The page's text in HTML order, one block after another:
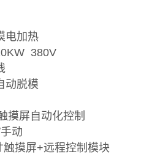
电加热
380V
动脱模
摸屏自动化控制
动
摸屏+远程控制模块